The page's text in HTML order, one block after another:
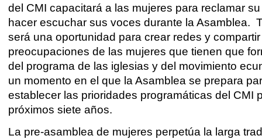
del CMI capacitará a las mujeres para reclamar
hacer escuchar sus voces durante la Asamblea.
será una oportunidad para crear redes y
preocupaciones de las mujeres que tienen que
del programa de las iglesias y del movimiento
un momento en el que la Asamblea se prepara
establecer las prioridades programáticas del CMI
próximos siete años.
La pre-asamblea de mujeres perpetúa la larga